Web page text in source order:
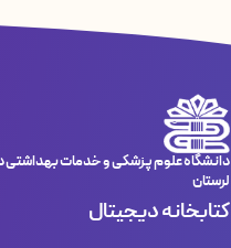
دانشگاه علوم پزشکی و خدمات بهداشتی
لرستان
کتابخانه دیجیتال